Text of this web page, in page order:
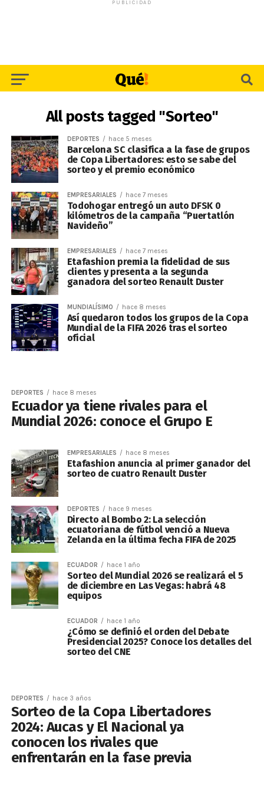
PUBLICIDAD
All posts tagged "Sorteo"
DEPORTES hace 5 meses
Barcelona SC clasifica a la fase de grupos
de Copa Libertadores: esto se sabe del
sorteo y el premio económico
EMPRESARIALES hace 7 meses
Todohogar entregó un auto DFSK 0
kilómetros de la campaña “Puertatlón
Navideño”
EMPRESARIALES hace 7 meses
Etafashion premia la fidelidad de sus
clientes y presenta a la segunda
ganadora del sorteo Renault Duster
MUNDIALÍSIMO hace 8 meses
Así quedaron todos los grupos de la Copa
Mundial de la FIFA 2026 tras el sorteo
oficial
DEPORTES hace 8 meses
Ecuador ya tiene rivales para el
Mundial 2026: conoce el Grupo E
EMPRESARIALES hace 8 meses
Etafashion anuncia al primer ganador del
sorteo de cuatro Renault Duster
DEPORTES hace 9 meses
Directo al Bombo 2: La selección
ecuatoriana de fútbol venció a Nueva
Zelanda en la última fecha FIFA de 2025
ECUADOR hace 1 año
Sorteo del Mundial 2026 se realizará el 5
de diciembre en Las Vegas: habrá 48
equipos
ECUADOR hace 1 año
¿Cómo se definió el orden del Debate
Presidencial 2025? Conoce los detalles del
sorteo del CNE
DEPORTES hace 3 años
Sorteo de la Copa Libertadores
2024: Aucas y El Nacional ya
conocen los rivales que
enfrentarán en la fase previa